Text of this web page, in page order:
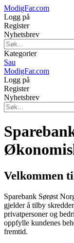
ModigFar.com
Logg på
Register
Nyhetsbrev
Kategorier
Sau
ModigFar.com
Logg på
Register
Nyhetsbrev
Velkommen
Sparebank Sørøst
gjelder å tilby
privatpersoner og
oppfylle kundenes
fremtid.